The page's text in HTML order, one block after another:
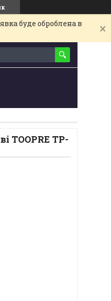
буде оброблена в
TOOPRE TP-